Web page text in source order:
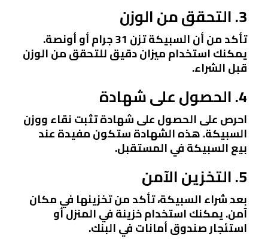
3. التحقق من الوزن
تأكد من أن السبيكة تزن 31 جرام أو أونصة.
يمكنك استخدام ميزان دقيق للتحقق من الوزن
قبل الشراء.
4. الحصول على شهادة
احرص على الحصول على شهادة تثبت نقاء ووزن
السبيكة. هذه الشهادة ستكون مفيدة عند
بيع السبيكة في المستقبل.
5. التخزين الآمن
بعد شراء السبيكة، تأكد من تخزينها في مكان
آمن. يمكنك استخدام خزينة في المنزل أو
استئجار صندوق أمانات في البنك.